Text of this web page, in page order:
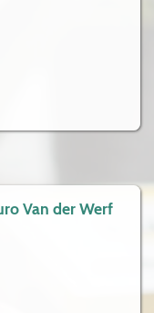
Van der Werf